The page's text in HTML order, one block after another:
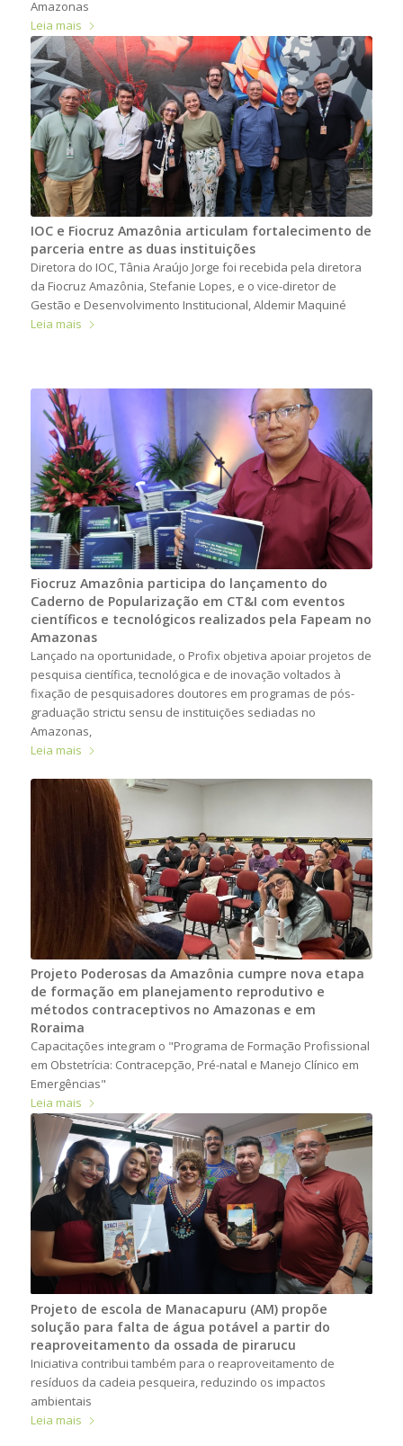
Amazonas
Leia mais
IOC e Fiocruz Amazônia articulam fortalecimento de
parceria entre as duas instituições
Diretora do IOC, Tânia Araújo Jorge foi recebida pela diretora
da Fiocruz Amazônia, Stefanie Lopes, e o vice-diretor de
Gestão e Desenvolvimento Institucional, Aldemir Maquiné
Leia mais
Fiocruz Amazônia participa do lançamento do
Caderno de Popularização em CT&I com eventos
científicos e tecnológicos realizados pela Fapeam no
Amazonas
Lançado na oportunidade, o Profix objetiva apoiar projetos de
pesquisa científica, tecnológica e de inovação voltados à
fixação de pesquisadores doutores em programas de pós-
graduação strictu sensu de instituições sediadas no
Amazonas,
Leia mais
Projeto Poderosas da Amazônia cumpre nova etapa
de formação em planejamento reprodutivo e
métodos contraceptivos no Amazonas e em
Roraima
Capacitações integram o "Programa de Formação Profissional
em Obstetrícia: Contracepção, Pré-natal e Manejo Clínico em
Emergências"
Leia mais
Projeto de escola de Manacapuru (AM) propõe
solução para falta de água potável a partir do
reaproveitamento da ossada de pirarucu
Iniciativa contribui também para o reaproveitamento de
resíduos da cadeia pesqueira, reduzindo os impactos
ambientais
Leia mais